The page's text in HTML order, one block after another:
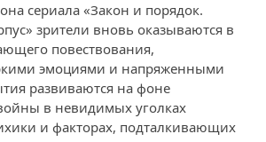
сериала «Закон и порядок.
зрители вновь оказываются в
повествования,
эмоциями и напряженными
развиваются на фоне
в невидимых уголках
и факторах, подталкивающих